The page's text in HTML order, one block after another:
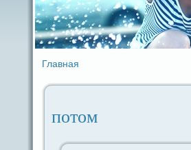
Главная
потом